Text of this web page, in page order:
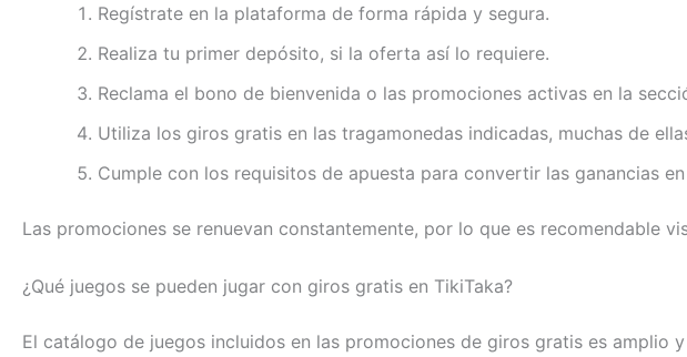
Regístrate en la plataforma de forma rápida y segura.
Realiza tu primer depósito, si la oferta así lo requiere.
Reclama el bono de bienvenida o las promociones activas en la
Utiliza los giros gratis en las tragamonedas indicadas, muchas de
Cumple con los requisitos de apuesta para convertir las ganancias
Las promociones se renuevan constantemente, por lo que es recomendable
¿Qué juegos se pueden jugar con giros gratis en TikiTaka?
El catálogo de juegos incluidos en las promociones de giros gratis es amplio